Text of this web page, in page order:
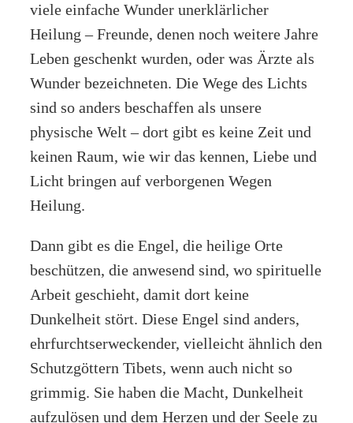
viele einfache Wunder unerklärlicher
Heilung – Freunde, denen noch weitere Jahre
Leben geschenkt wurden, oder was Ärzte als
Wunder bezeichneten. Die Wege des Lichts
sind so anders beschaffen als unsere
physische Welt – dort gibt es keine Zeit und
keinen Raum, wie wir das kennen, Liebe und
Licht bringen auf verborgenen Wegen
Heilung.
Dann gibt es die Engel, die heilige Orte
beschützen, die anwesend sind, wo spirituelle
Arbeit geschieht, damit dort keine
Dunkelheit stört. Diese Engel sind anders,
ehrfurchtserweckender, vielleicht ähnlich den
Schutzgöttern Tibets, wenn auch nicht so
grimmig. Sie haben die Macht, Dunkelheit
aufzulösen und dem Herzen und der Seele zu